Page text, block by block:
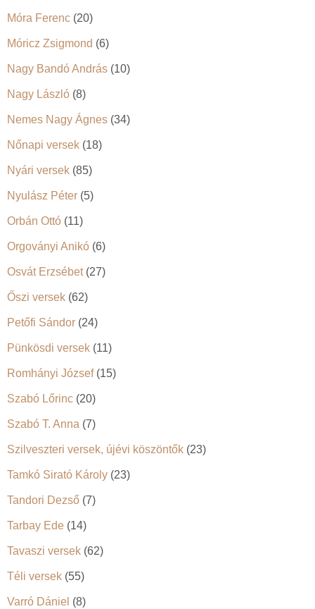
Móra Ferenc (20)
Móricz Zsigmond (6)
Nagy Bandó András (10)
Nagy László (8)
Nemes Nagy Ágnes (34)
Nőnapi versek (18)
Nyári versek (85)
Nyulász Péter (5)
Orbán Ottó (11)
Orgoványi Anikó (6)
Osvát Erzsébet(27)
Őszi versek (62)
Petőfi Sándor (24)
Pünkösdi versek (11)
Romhányi József(15)
Szabó Lőrinc (20)
Szabó T. Anna (7)
Szilveszteri versek, újévi köszöntők (23)
Tamkó Sirató Károly (23)
Tandori Dezső (7)
Tarbay Ede (14)
Tavaszi versek (62)
Téli versek (55)
Varró Dániel (8)